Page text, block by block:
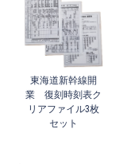
東海道新幹線開
業 復刻時刻表ク
リアファイル3枚
セット